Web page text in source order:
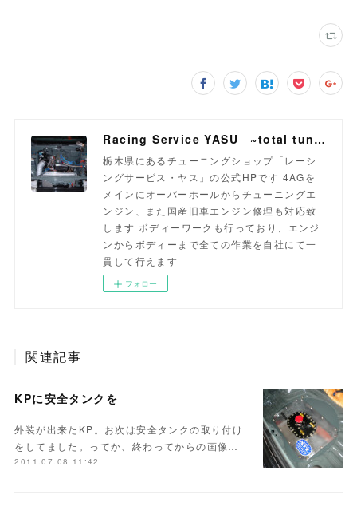
Racing Service YASU ~total tuning proshop~
栃木県にあるチューニングショップ「レーシ
ングサービス・ヤス」の公式HPです 4AGを
メインにオーバーホールからチューニングエ
ンジン、また国産旧車エンジン修理も対応致
します ボディーワークも行っており、エンジ
ンからボディーまで全ての作業を自社にて一
貫して行えます
フォロー
関連記事
KPに安全タンクを
外装が出来たKP。お次は安全タンクの取り付け
をしてました。ってか、終わってからの画像…
2011.07.08 11:42